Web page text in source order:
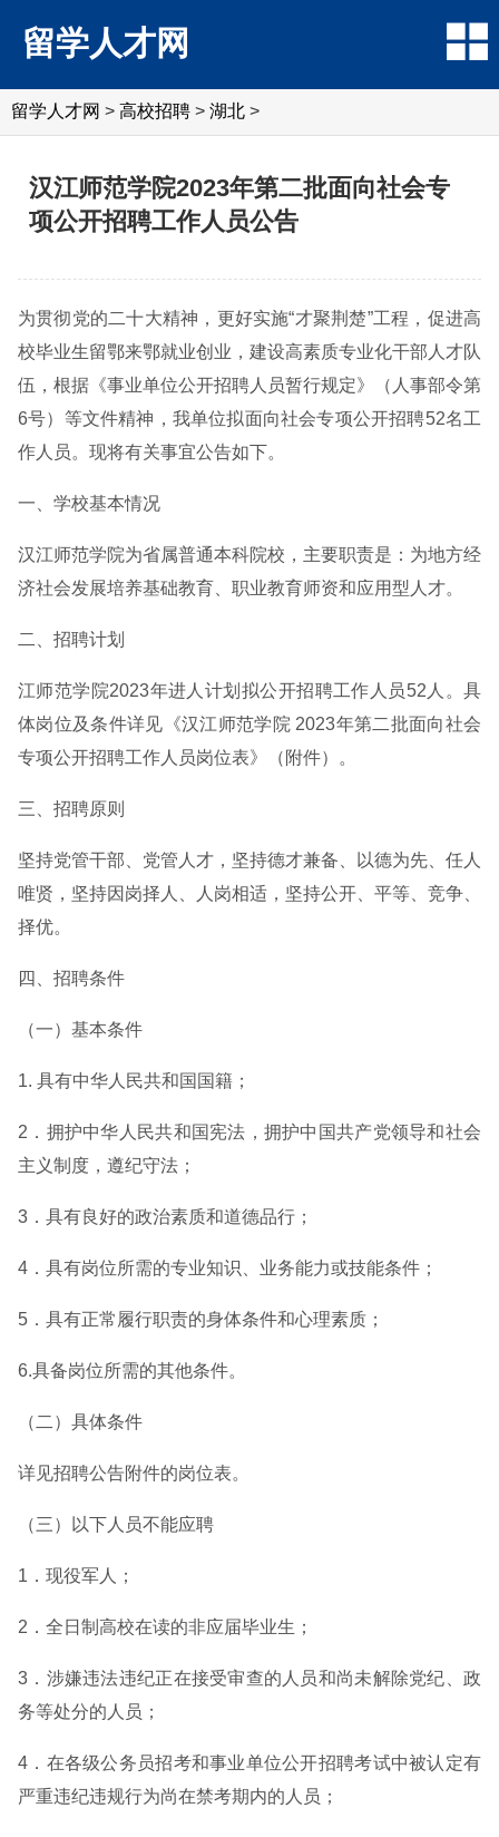
留学人才网
留学人才网 > 高校招聘 > 湖北 >
汉江师范学院2023年第二批面向社会专
项公开招聘工作人员公告
为贯彻党的二十大精神，更好实施“才聚荆楚”工程，促进高
校毕业生留鄂来鄂就业创业，建设高素质专业化干部人才队
伍，根据《事业单位公开招聘人员暂行规定》（人事部令第
6号）等文件精神，我单位拟面向社会专项公开招聘52名工
作人员。现将有关事宜公告如下。
一、学校基本情况
汉江师范学院为省属普通本科院校，主要职责是：为地方经
济社会发展培养基础教育、职业教育师资和应用型人才。
二、招聘计划
江师范学院2023年进人计划拟公开招聘工作人员52人。具
体岗位及条件详见《汉江师范学院 2023年第二批面向社会
专项公开招聘工作人员岗位表》（附件）。
三、招聘原则
坚持党管干部、党管人才，坚持德才兼备、以德为先、任人
唯贤，坚持因岗择人、人岗相适，坚持公开、平等、竞争、
择优。
四、招聘条件
（一）基本条件
1. 具有中华人民共和国国籍；
2．拥护中华人民共和国宪法，拥护中国共产党领导和社会
主义制度，遵纪守法；
3．具有良好的政治素质和道德品行；
4．具有岗位所需的专业知识、业务能力或技能条件；
5．具有正常履行职责的身体条件和心理素质；
6.具备岗位所需的其他条件。
（二）具体条件
详见招聘公告附件的岗位表。
（三）以下人员不能应聘
1．现役军人；
2．全日制高校在读的非应届毕业生；
3．涉嫌违法违纪正在接受审查的人员和尚未解除党纪、政
务等处分的人员；
4．在各级公务员招考和事业单位公开招聘考试中被认定有
严重违纪违规行为尚在禁考期内的人员；